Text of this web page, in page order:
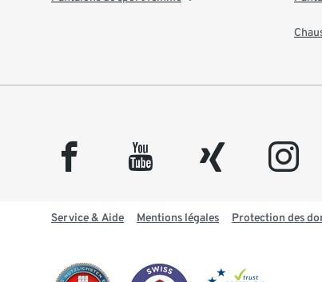
facebook youtube xing instagram
Service & Aide Mentions légales Protection des